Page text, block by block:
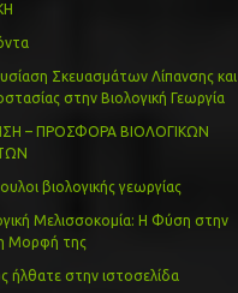
Σκευασμάτων Λίπανσης και
στην Βιολογική Γεωργία
– ΠΡΟΣΦΟΡΑ ΒΙΟΛΟΓΙΚΩΝ
βιολογικής γεωργίας
Μελισσοκομία: Η Φύση στην
Μορφή της
ήλθατε στην ιστοσελίδα